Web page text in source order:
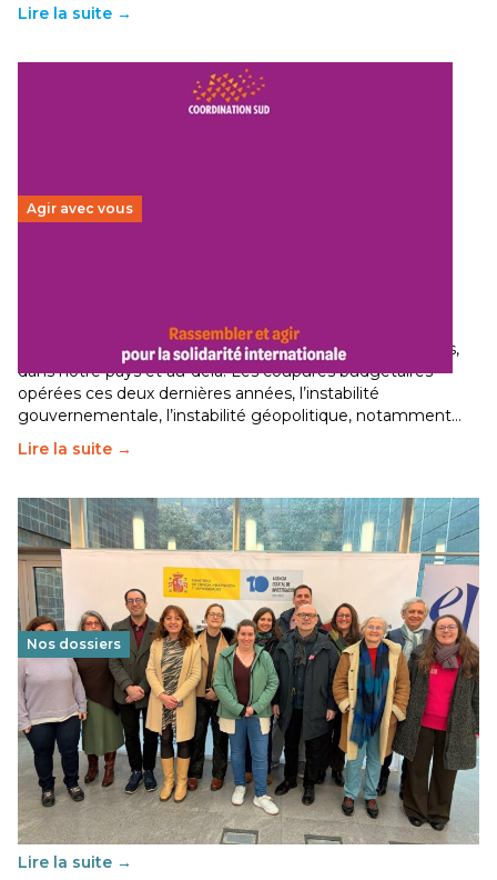
Lire la suite →
Agir avec vous
Le secteur humanitaire connaît des difficultés profondes,
dans notre pays et au-delà. Les coupures budgétaires
opérées ces deux dernières années, l’instabilité
gouvernementale, l’instabilité géopolitique, notamment…
Lire la suite →
Nos dossiers
Éducation au vivre-ensemble : un échange croisé
franco-espagnol pour changer d’approche
29 juin 2026-National
Cette année, l'UNSA Éducation a mené un projet Erasmus
soutenu par l'union Européenne et centré sur l'éducation
au vivre-ensemble : quelles différences entre la France…
Lire la suite →